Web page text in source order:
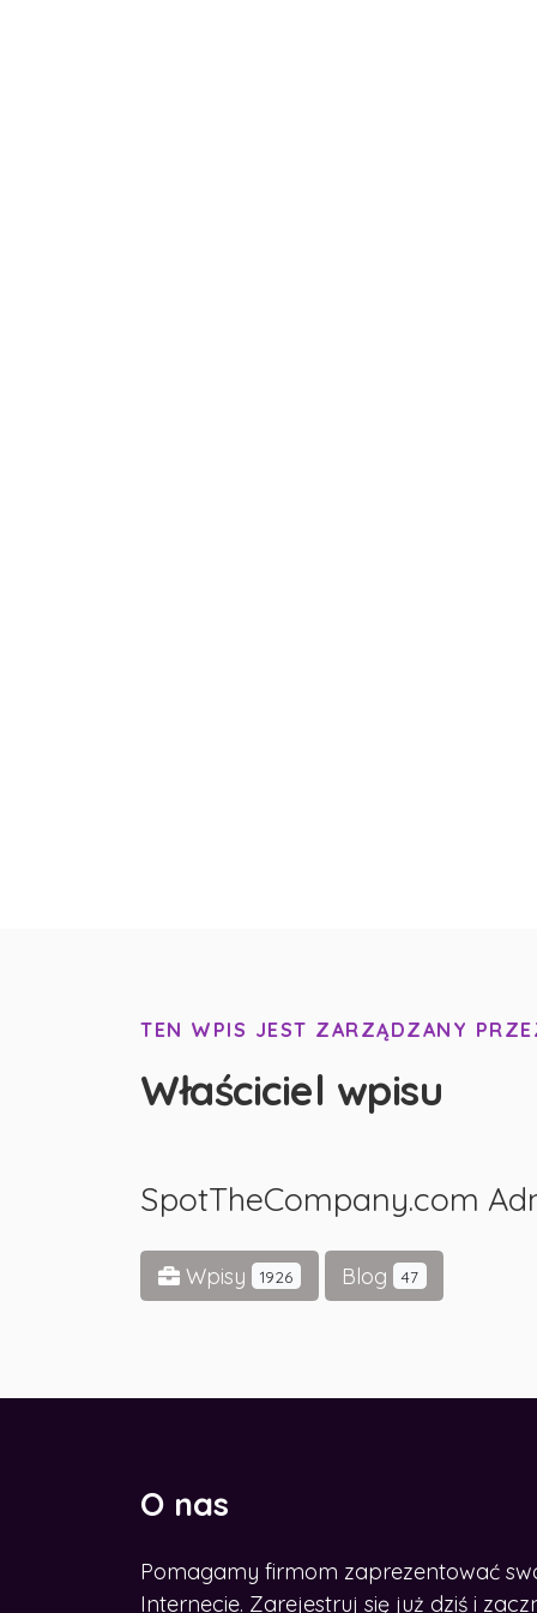
TEN WPIS JEST ZARZĄDZANY
Właściciel wpisu
SpotTheCompany.com
Wpisy 1926 Blog 47
O nas
Pomagamy firmom zaprezentować
Internecie. Zarejestruj się już dziś i
CHCESZ ROZWINĄĆ BIZNES W
SIECI?